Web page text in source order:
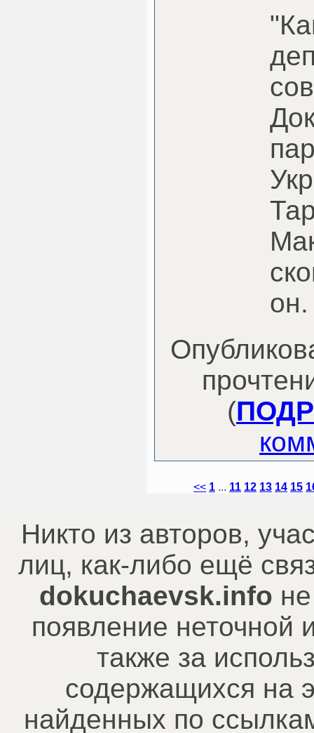
он.
(
<< 1 ... 11 12 13 14 15
Никто из авторов,
лиц, как-либо ещё
dokuchaevsk.info
появление
также за
содержащихся на
найденных по